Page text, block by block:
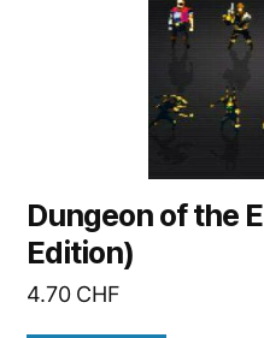
Dungeon of the
Edition)
4.70 CHF